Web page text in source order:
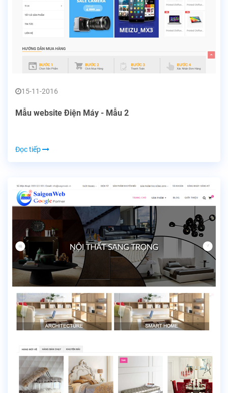
15-11-2016
Mẫu website Điện Máy - Mẫu 2
Đọc tiếp